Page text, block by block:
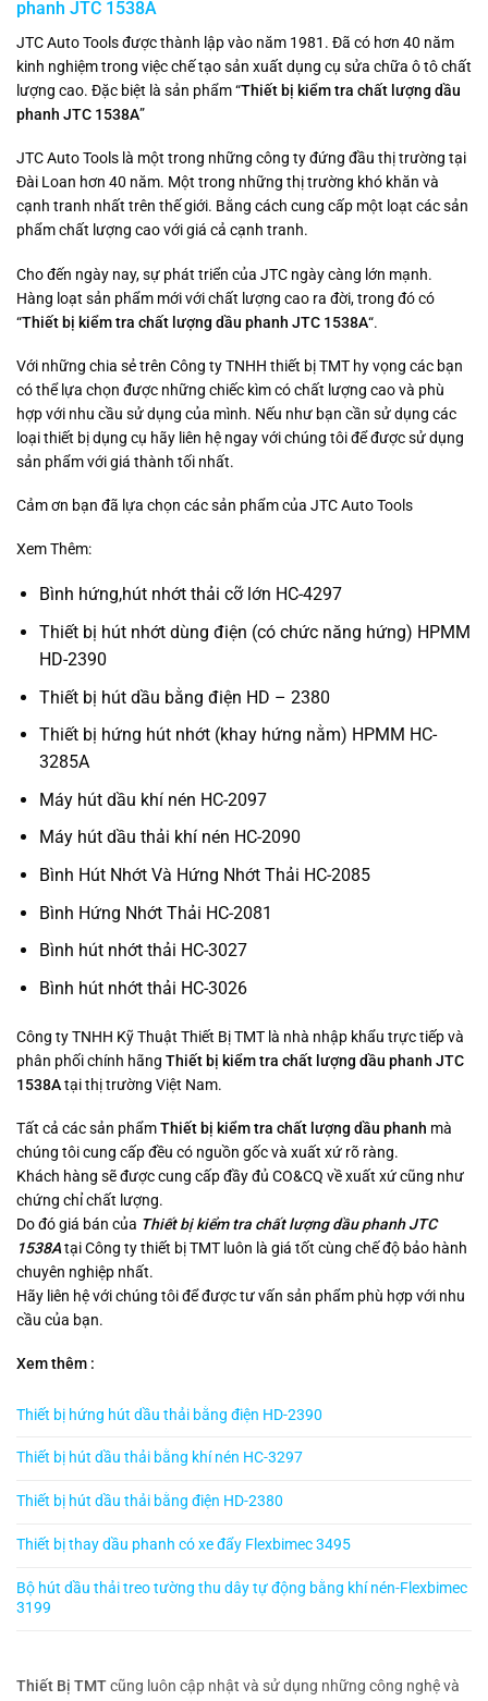
phanh JTC 1538A
JTC Auto Tools được thành lập vào năm 1981. Đã có hơn 40 năm
kinh nghiệm trong việc chế tạo sản xuất dụng cụ sửa chữa ô tô chất
lượng cao. Đặc biệt là sản phẩm “Thiết bị kiểm tra chất lượng dầu
phanh JTC 1538A”
JTC Auto Tools là một trong những công ty đứng đầu thị trường tại
Đài Loan hơn 40 năm. Một trong những thị trường khó khăn và
cạnh tranh nhất trên thế giới. Bằng cách cung cấp một loạt các sản
phẩm chất lượng cao với giá cả cạnh tranh.
Cho đến ngày nay, sự phát triển của JTC ngày càng lớn mạnh.
Hàng loạt sản phẩm mới với chất lượng cao ra đời, trong đó có
“Thiết bị kiểm tra chất lượng dầu phanh JTC 1538A“.
Với những chia sẻ trên Công ty TNHH thiết bị TMT hy vọng các bạn
có thể lựa chọn được những chiếc kìm có chất lượng cao và phù
hợp với nhu cầu sử dụng của mình. Nếu như bạn cần sử dụng các
loại thiết bị dụng cụ hãy liên hệ ngay với chúng tôi để được sử dụng
sản phẩm với giá thành tối nhất.
Cảm ơn bạn đã lựa chọn các sản phẩm của JTC Auto Tools
Xem Thêm:
Bình hứng,hút nhớt thải cỡ lớn HC-4297
Thiết bị hút nhớt dùng điện (có chức năng hứng) HPMM
HD-2390
Thiết bị hút dầu bằng điện HD – 2380
Thiết bị hứng hút nhớt (khay hứng nằm) HPMM HC-
3285A
Máy hút dầu khí nén HC-2097
Máy hút dầu thải khí nén HC-2090
Bình Hút Nhớt Và Hứng Nhớt Thải HC-2085
Bình Hứng Nhớt Thải HC-2081
Bình hút nhớt thải HC-3027
Bình hút nhớt thải HC-3026
Công ty TNHH Kỹ Thuật Thiết Bị TMT là nhà nhập khẩu trực tiếp và
phân phối chính hãng Thiết bị kiểm tra chất lượng dầu phanh JTC
1538Atại thị trường Việt Nam.
Tất cả các sản phẩmThiết bị kiểm tra chất lượng dầu phanh mà
chúng tôi cung cấp đều có nguồn gốc và xuất xứ rõ ràng.
Khách hàng sẽ được cung cấp đầy đủ CO&CQ về xuất xứ cũng như
chứng chỉ chất lượng.
Do đó giá bán của Thiết bị kiểm tra chất lượng dầu phanh JTC
1538Atại Công ty thiết bị TMT luôn là giá tốt cùng chế độ bảo hành
chuyên nghiệp nhất.
Hãy liên hệ với chúng tôi để được tư vấn sản phẩm phù hợp với nhu
cầu của bạn.
Xem thêm :
Thiết bị hứng hút dầu thải bằng điện HD-2390
Thiết bị hút dầu thải bằng khí nén HC-3297
Thiết bị hút dầu thải bằng điện HD-2380
Thiết bị thay dầu phanh có xe đẩy Flexbimec 3495
Bộ hút dầu thải treo tường thu dây tự động bằng khí nén-Flexbimec
3199
Thiết Bị TMTcũng luôn cập nhật và sử dụng những công nghệ và